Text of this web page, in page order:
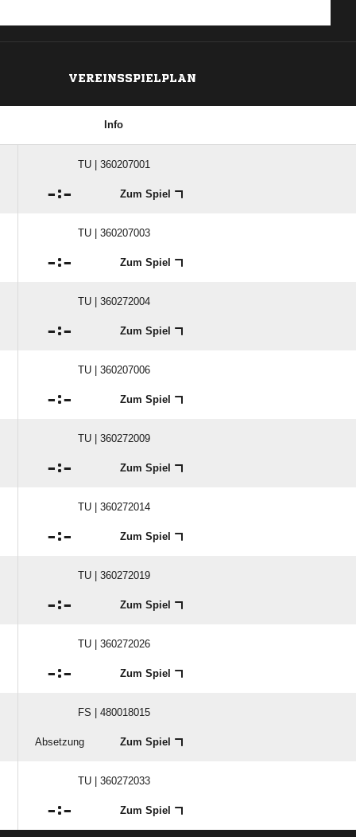
VEREINSSPIELPLAN
Info
TU | 360207001
: Zum Spiel
TU | 360207003
: Zum Spiel
TU | 360272004
: Zum Spiel
TU | 360207006
: Zum Spiel
TU | 360272009
: Zum Spiel
TU | 360272014
: Zum Spiel
TU | 360272019
: Zum Spiel
TU | 360272026
: Zum Spiel
FS | 480018015
Absetzung Zum Spiel
TU | 360272033
: Zum Spiel